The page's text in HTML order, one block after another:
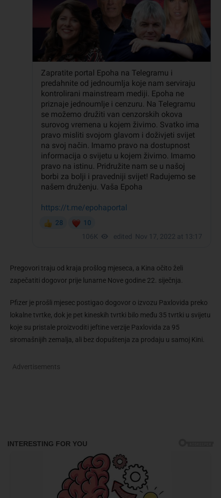
Pregovori traju od kraja prošlog mjeseca, a Kina očito želi
zapečatiti dogovor prije lunarne Nove godine 22. siječnja.
Pfizer je prošli mjesec postigao dogovor o izvozu Paxlovida preko
lokalne tvrtke, dok je pet kineskih tvrtki bilo među 35 tvrtki u svijetu
koje su pristale proizvoditi jeftine verzije Paxlovida za 95
siromašnijih zemalja, ali bez dopuštenja za prodaju u samoj Kini.
Advertisements